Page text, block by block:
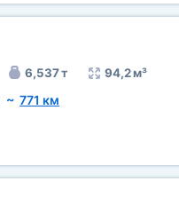
6,537 т 94,2 м³
~ 771 км